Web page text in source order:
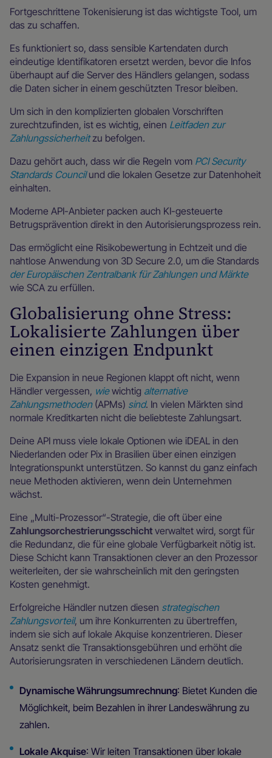
Fortgeschrittene Tokenisierung ist das wichtigste Tool, um
das zu schaffen.
Es funktioniert so, dass sensible Kartendaten durch
eindeutige Identifikatoren ersetzt werden, bevor die Infos
überhaupt auf die Server des Händlers gelangen, sodass
die Daten sicher in einem geschützten Tresor bleiben.
Um sich in den komplizierten globalen Vorschriften
zurechtzufinden, ist es wichtig, einen Leitfaden zur
Zahlungssicherheitzu befolgen.
Dazu gehört auch, dass wir die Regeln vom PCI Security
Standards Councilund die lokalen Gesetze zur Datenhoheit
einhalten.
Moderne API-Anbieter packen auch KI-gesteuerte
Betrugsprävention direkt in den Autorisierungsprozess rein.
Das ermöglicht eine Risikobewertung in Echtzeit und die
nahtlose Anwendung von 3D Secure 2.0, um die Standards
der Europäischen Zentralbank für Zahlungen und Märkte
wie SCA zu erfüllen.
Globalisierung ohne Stress:
Lokalisierte Zahlungen über
einen einzigen Endpunkt
Die Expansion in neue Regionen klappt oft nicht, wenn
Händler vergessen, wiewichtig alternative
Zahlungsmethoden(APMs) sind. In vielen Märkten sind
normale Kreditkarten nicht die beliebteste Zahlungsart.
Deine API muss viele lokale Optionen wie iDEAL in den
Niederlanden oder Pix in Brasilien über einen einzigen
Integrationspunkt unterstützen. So kannst du ganz einfach
neue Methoden aktivieren, wenn dein Unternehmen
wächst.
Eine „Multi-Prozessor“-Strategie, die oft über eine
Zahlungsorchestrierungsschicht verwaltet wird, sorgt für
die Redundanz, die für eine globale Verfügbarkeit nötig ist.
Diese Schicht kann Transaktionen clever an den Prozessor
weiterleiten, der sie wahrscheinlich mit den geringsten
Kosten genehmigt.
Erfolgreiche Händler nutzen diesen strategischen
Zahlungsvorteil, um ihre Konkurrenten zu übertreffen,
indem sie sich auf lokale Akquise konzentrieren. Dieser
Ansatz senkt die Transaktionsgebühren und erhöht die
Autorisierungsraten in verschiedenen Ländern deutlich.
Dynamische Währungsumrechnung: Bietet Kunden die
Möglichkeit, beim Bezahlen in ihrer Landeswährung zu
zahlen.
Lokale Akquise: Wir leiten Transaktionen über lokale